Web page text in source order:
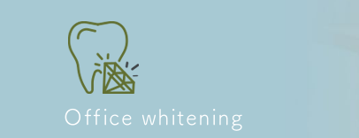
Office whitening